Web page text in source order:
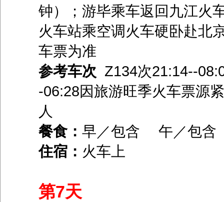
钟）；游毕乘车返回九江火
火车站乘空调火车硬卧赴北
车票为准
参考车次 Z134次21:14--
-06:28因旅游旺季火车票源
人
餐食： 早／包含 午／包
住宿： 火车上
第7天